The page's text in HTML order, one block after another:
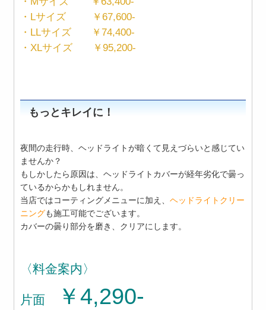
・Lサイズ ￥67,600-
・LLサイズ ￥74,400-
・XLサイズ ￥95,200-
もっとキレイに！
夜間の走行時、ヘッドライトが暗くて見えづらいと感じてい
ませんか？
もしかしたら原因は、ヘッドライトカバーが経年劣化で曇っ
ているからかもしれません。
当店ではコーティングメニューに加え、ヘッドライトクリー
ニングも施工可能でございます。
カバーの曇り部分を磨き、クリアにします。
〈料金案内〉
片面 ￥4,290-